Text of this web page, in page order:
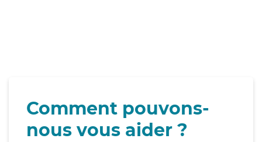
Comment pouvons-
nous vous aider ?